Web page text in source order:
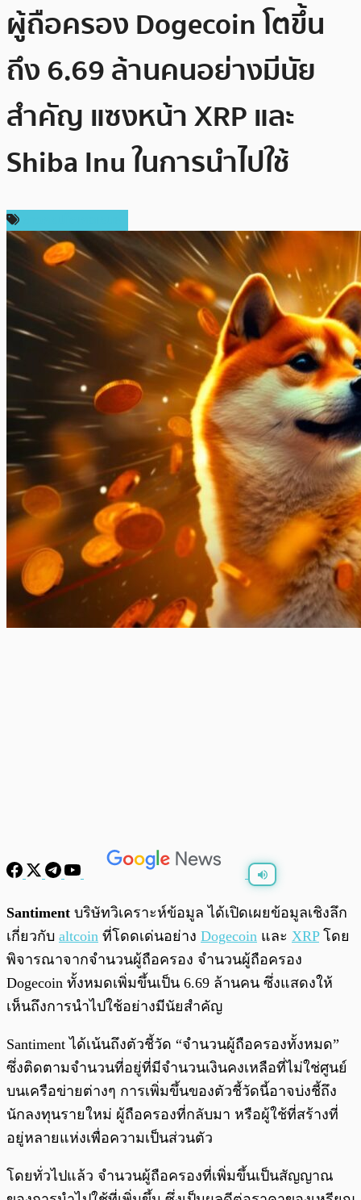
ผู้ถือครอง Dogecoin โตขึ้น
ถึง 6.69 ล้านคนอย่างมีนัย
สำคัญ แซงหน้า XRP และ
Shiba Inu ในการนำไปใช้
พร้อมเล่น 0:00 0:00
Santiment บริษัทวิเคราะห์ข้อมูล ได้เปิดเผยข้อมูลเชิงลึก
เกี่ยวกับ altcoin ที่โดดเด่นอย่าง Dogecoin และ XRPโดย
พิจารณาจากจำนวนผู้ถือครอง จำนวนผู้ถือครอง
Dogecoin ทั้งหมดเพิ่มขึ้นเป็น 6.69 ล้านคน ซึ่งแสดงให้
เห็นถึงการนำไปใช้อย่างมีนัยสำคัญ
Santiment ได้เน้นถึงตัวชี้วัด “จำนวนผู้ถือครองทั้งหมด”
ซึ่งติดตามจำนวนที่อยู่ที่มีจำนวนเงินคงเหลือที่ไม่ใช่ศูนย์
บนเครือข่ายต่างๆ การเพิ่มขึ้นของตัวชี้วัดนี้อาจบ่งชี้ถึง
นักลงทุนรายใหม่ ผู้ถือครองที่กลับมา หรือผู้ใช้ที่สร้างที่
อยู่หลายแห่งเพื่อความเป็นส่วนตัว
โดยทั่วไปแล้ว จำนวนผู้ถือครองที่เพิ่มขึ้นเป็นสัญญาณ